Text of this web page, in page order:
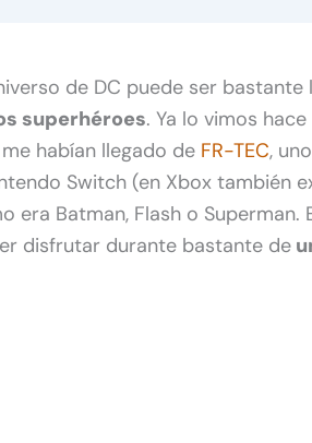
de DC puede ser
superhéroes. Ya lo vimos hace
habían llegado de FR-TEC,
Switch (en Xbox también
era Batman, Flash o
disfrutar durante bastante de